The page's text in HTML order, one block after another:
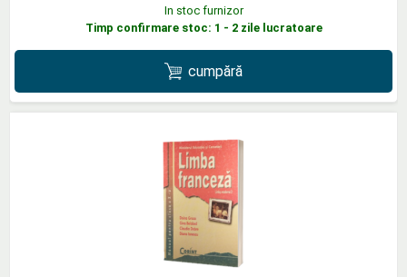
In stoc furnizor
Timp confirmare stoc: 1 - 2 zile lucratoare
cumpără